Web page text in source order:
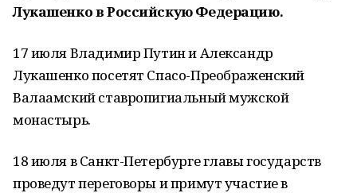
Лукашенко в Российскую Федерацию.
17 июля Владимир Путин и Александр
Лукашенко посетят Спасо-Преображенский
Валаамский ставропигиальный мужской
монастырь.
18 июля в Санкт-Петербурге главы государств
проведут переговоры и примут участие в